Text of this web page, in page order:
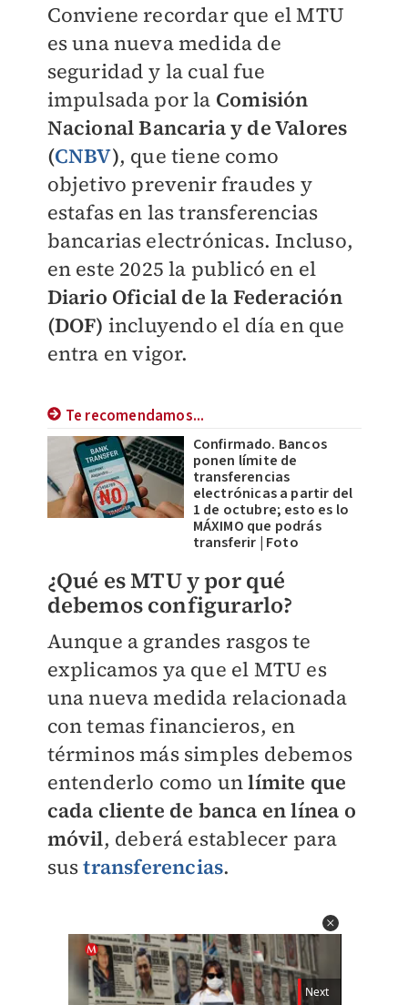
Conviene recordar que el MTU
es una nueva medida de
seguridad y la cual fue
impulsada por la Comisión
Nacional Bancaria y de Valores
(CNBV), que tiene como
objetivo prevenir fraudes y
estafas en las transferencias
bancarias electrónicas. Incluso,
en este 2025 la publicó en el
Diario Oficial de la Federación
(DOF) incluyendo el día en que
entra en vigor.
Te recomendamos...
Confirmado. Bancos
ponen límite de
transferencias
electrónicas a partir del
1 de octubre; esto es lo
MÁXIMO que podrás
transferir | Foto
¿Qué es MTU y por qué
debemos configurarlo?
Aunque a grandes rasgos te
explicamos ya que el MTU es
una nueva medida relacionada
con temas financieros, en
términos más simples debemos
entenderlo como unlímite que
cada cliente de banca en línea o
móvil, deberá establecer para
sustransferencias.